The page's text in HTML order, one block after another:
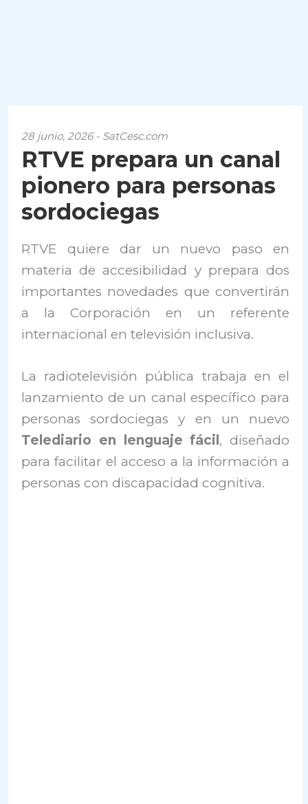
28 junio, 2026 - SatCesc.com
RTVE prepara un canal
pionero para personas
sordociegas
RTVE quiere dar un nuevo paso en
materia de accesibilidad y prepara dos
importantes novedades que convertirán
a la Corporación en un referente
internacional en televisión inclusiva.
La radiotelevisión pública trabaja en el
lanzamiento de un canal específico para
personas sordociegas y en un nuevo
Telediario en lenguaje fácil , diseñado
para facilitar el acceso a la información a
personas con discapacidad cognitiva.